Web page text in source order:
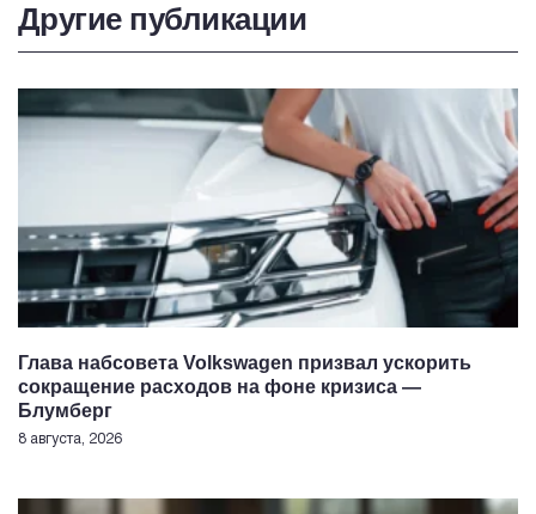
Другие публикации
Глава набсовета Volkswagen призвал ускорить
сокращение расходов на фоне кризиса —
Блумберг
8 августа, 2026